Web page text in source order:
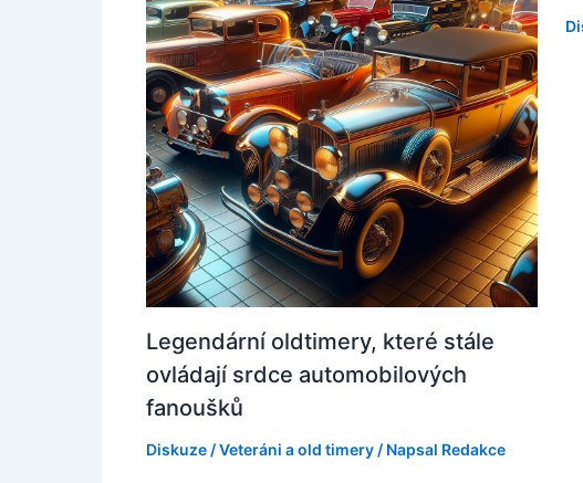
Legendární oldtimery, které stále
ovládají srdce automobilových
fanoušků
Diskuze /Veteráni a old timery / Napsal Redakce